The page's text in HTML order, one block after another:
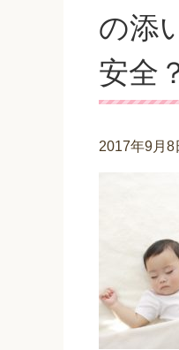
の添
安全
2017年9月8